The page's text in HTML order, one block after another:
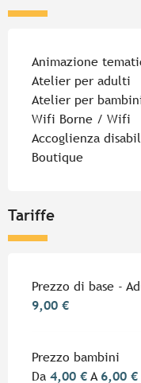
Animazione
Atelier per adulti
Atelier per
Wifi Borne / Wifi
Accoglienza
Boutique
Tariffe
Tariffe 2026
Prezzo di base -
9,00 €
Prezzo bambini
Da 4,00 € A 6,00 €